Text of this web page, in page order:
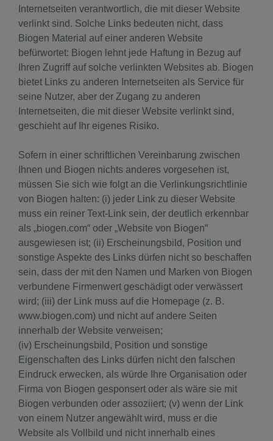
Internetseiten verantwortlich, die mit dieser Website
verlinkt sind. Solche Links bedeuten nicht, dass
Biogen Material auf einer anderen Website
befürwortet: Biogen lehnt jede Haftung in Bezug auf
Ihren Zugriff auf solche verlinkten Websites ab. Biogen
bietet Links zu anderen Internetseiten als Service für
seine Nutzer, aber der Zugang zu anderen
Internetseiten, die mit dieser Website verlinkt sind,
geschieht auf Ihr eigenes Risiko.
Sofern in einer schriftlichen Vereinbarung zwischen
Ihnen und Biogen nichts anderes vorgesehen ist,
müssen Sie sich wie folgt an die Verlinkungsrichtlinie
von Biogen halten: (i) jeder Link zu dieser Website
muss ein reiner Text-Link sein, der deutlich erkennbar
als „biogen.com“ oder „Website von Biogen“
ausgewiesen ist; (ii) Erscheinungsbild, Position und
sonstige Aspekte des Links dürfen nicht so beschaffen
sein, dass der mit den Namen und Marken von Biogen
verbundene Firmenwert geschädigt oder verwässert
wird; (iii) der Link muss auf die Homepage (z. B.
www.biogen.com) und nicht auf andere Seiten
innerhalb der Website verweisen;
(iv) Erscheinungsbild, Position und sonstige
Eigenschaften des Links dürfen nicht den falschen
Eindruck erwecken, als würde Ihre Organisation oder
Firma von Biogen gesponsert oder als wäre sie mit
Biogen verbunden oder assoziiert; (v) wenn der Link
von einem Nutzer angewählt wird, muss er die
Website als Vollbild und nicht innerhalb eines